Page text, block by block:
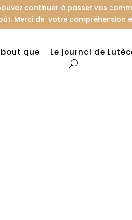
pouvez continuer à passer vos
Merci de votre compréhension
boutique Le journal de